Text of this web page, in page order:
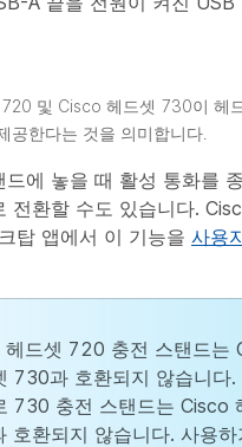
및 Cisco 헤드셋 730이 헤
공한다는 것을 의미합니다.
에 놓을 때 활성 통화를
전환할 수도 있습니다.
탑 앱에서 이 기능을 사용
헤드셋 720 충전 스탠드는
730과 호환되지 않습니다.
730 충전 스탠드는 Cisco
호환되지 않습니다. 사용하